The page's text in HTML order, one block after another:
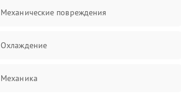
Механические повреждения
Охлаждение
Механика